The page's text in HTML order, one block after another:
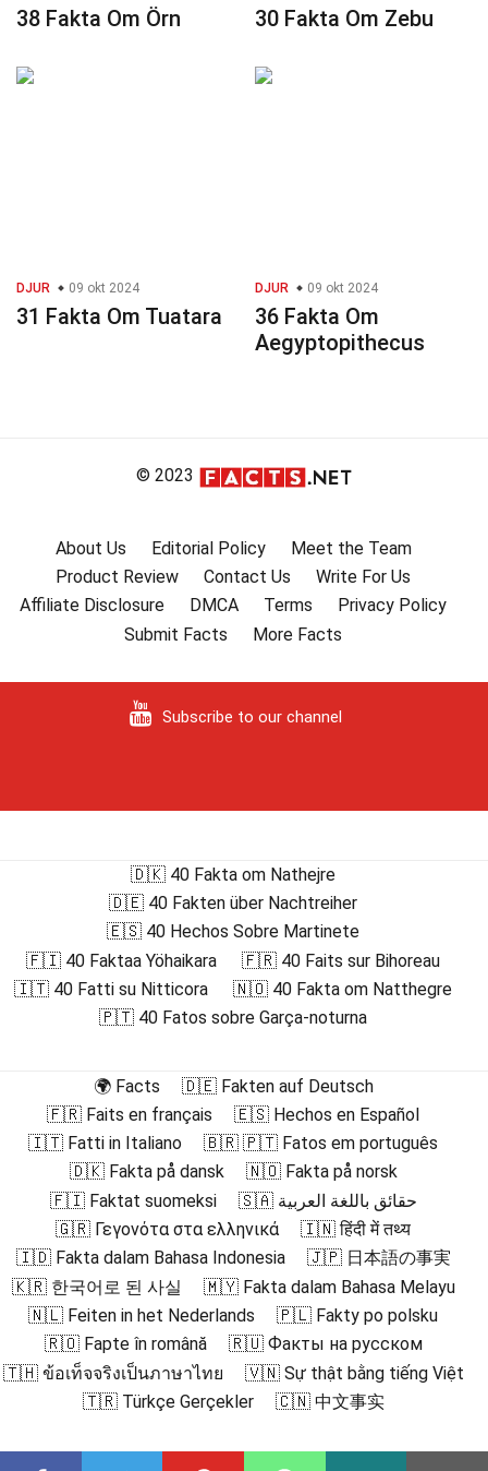
38 Fakta Om Örn 30 Fakta Om Zebu
DJUR 09 okt 2024
31 Fakta Om Tuatara
DJUR 09 okt 2024
36 Fakta Om
Aegyptopithecus
© 2023
About Us Editorial Policy
Meet the Team
Product Review
Contact Us
Write For Us
Affiliate Disclosure
DMCA Terms
Privacy Policy
Submit Facts
More Facts
Subscribe to our channel
🇩🇰 40 Fakta om Nathejre
🇩🇪 40 Fakten über Nachtreiher
🇪🇸 40 Hechos Sobre Martinete
🇫🇮 40 Faktaa Yöhaikara
🇫🇷 40 Faits sur Bihoreau
🇮🇹 40 Fatti su Nitticora
🇳🇴 40 Fakta om Natthegre
🇵🇹 40 Fatos sobre Garça-noturna
🌍 Facts
🇩🇪 Fakten auf Deutsch
🇫🇷 Faits en français
🇪🇸 Hechos en Español
🇮🇹 Fatti in Italiano
🇧🇷 🇵🇹 Fatos em português
🇩🇰 Fakta på dansk
🇳🇴 Fakta på norsk
🇫🇮 Faktat suomeksi
🇸🇦 حقائق باللغة العربية
🇬🇷 Γεγονότα στα ελληνικά
🇮🇳 हिंदी में तथ्य
🇮🇩 Fakta dalam Bahasa Indonesia
🇯🇵 日本語の事実
🇰🇷 한국어로 된 사실
🇲🇾 Fakta dalam Bahasa Melayu
🇳🇱 Feiten in het Nederlands
🇵🇱 Fakty po polsku
🇷🇴 Fapte în română
🇷🇺 Факты на русском
🇹🇭 ข้อเท็จจริงเป็นภาษาไทย
🇻🇳 Sự thật bằng tiếng Việt
🇹🇷 Türkçe Gerçekler
🇨🇳 中文事实